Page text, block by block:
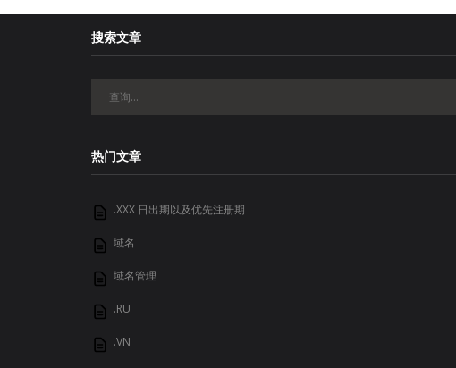
搜索文章
热门文章
.XXX 日出期以及优先注册期
域名
域名管理
.RU
.VN